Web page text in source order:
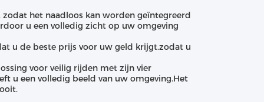
het naadloos kan worden geïntegreerd
u een volledig zicht op uw omgeving
u de beste prijs voor uw geld krijgt.zodat u
voor veilig rijden met zijn vier
u een volledig beeld van uw omgeving.Het